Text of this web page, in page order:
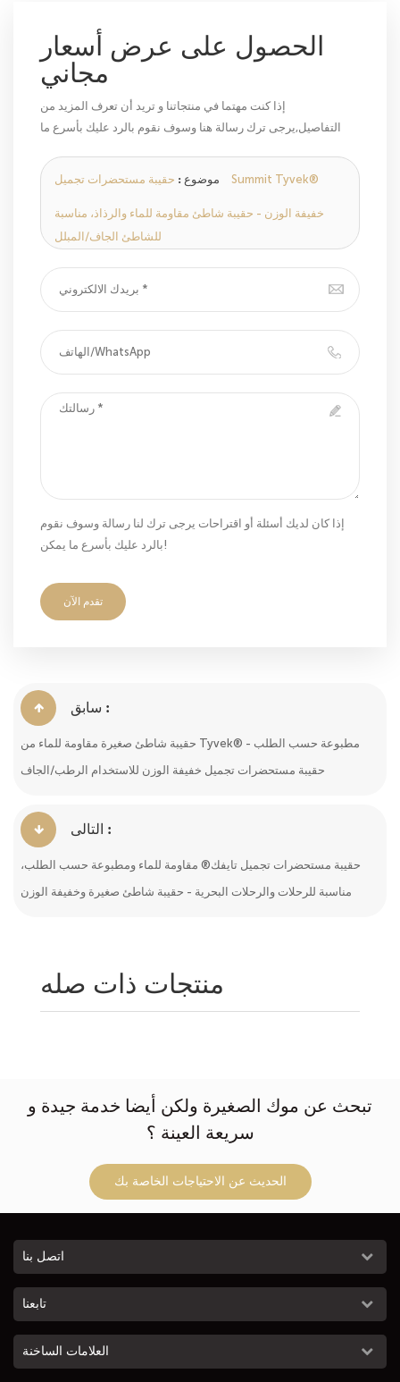
الحصول على عرض أسعار
مجاني
إذا كنت مهتما في منتجاتنا و تريد أن تعرف المزيد من
التفاصيل,يرجى ترك رسالة هنا وسوف نقوم بالرد عليك بأسرع ما
موضوع : حقيبة مستحضرات تجميل Summit Tyvek®
خفيفة الوزن - حقيبة شاطئ مقاومة للماء والرذاذ، مناسبة
للشاطئ الجاف/المبلل
إذا كان لديك أسئلة أو اقتراحات يرجى ترك لنا رسالة وسوف نقوم
بالرد عليك بأسرع ما يمكن!
تقدم الآن
سابق :
حقيبة شاطئ صغيرة مقاومة للماء من Tyvek® مطبوعة حسب الطلب -
حقيبة مستحضرات تجميل خفيفة الوزن للاستخدام الرطب/الجاف
التالى :
حقيبة مستحضرات تجميل تايفك® مقاومة للماء ومطبوعة حسب الطلب،
مناسبة للرحلات والرحلات البحرية - حقيبة شاطئ صغيرة وخفيفة الوزن
منتجات ذات صله
تبحث عن موك الصغيرة ولكن أيضا خدمة جيدة و
سريعة العينة ؟
الحديث عن الاحتياجات الخاصة بك
اتصل بنا
تابعنا
العلامات الساخنة